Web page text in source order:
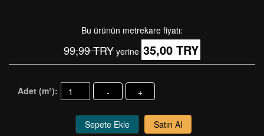
Bu ürünün metrekare fiyatı:
99,99 TRY yerine 35,00 TRY
Adet (m²): - +
Sepete Ekle Satın Al